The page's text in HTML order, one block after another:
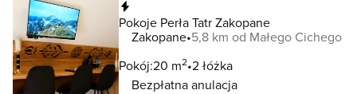
Pokoje Perła Tatr Zakopane
Zakopane 5,8 km od Małego Cichego
Pokój:20 m2 2 łóżka
Bezpłatna anulacja